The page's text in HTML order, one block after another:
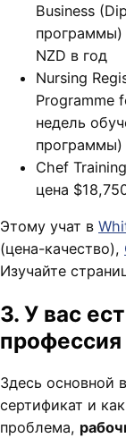
Business
программы)
NZD в год
Nursing
Programme
недель
программы)
Chef
цена
Этому учат в
(цена-качество),
Изучайте
3. У вас
профессия
Здесь основной
сертификат и
проблема,